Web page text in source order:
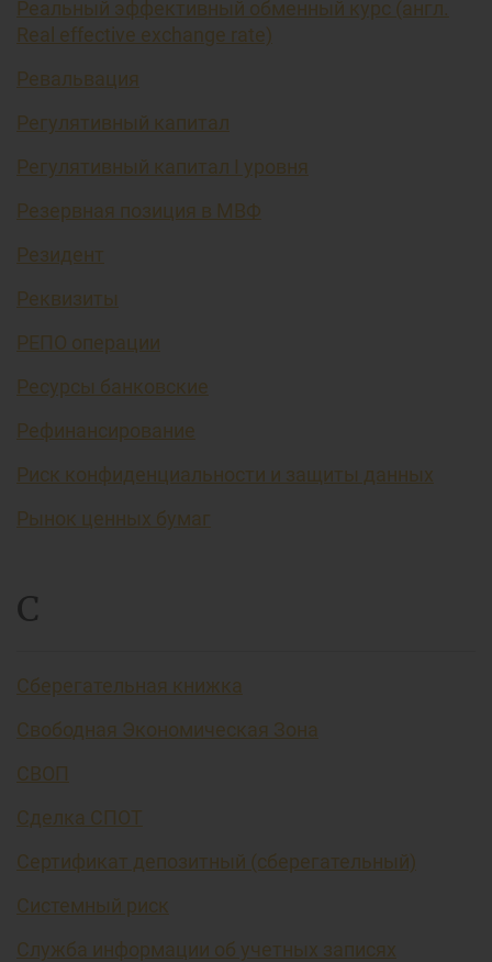
Реальный эффективный обменный курс (англ.
Real effective exchange rate)
Ревальвация
Регулятивный капитал
Регулятивный капитал I уровня
Резервная позиция в МВФ
Резидент
Реквизиты
РЕПО операции
Ресурсы банковские
Рефинансирование
Риск конфиденциальности и защиты данных
Рынок ценных бумаг
С
Сберегательная книжка
Свободная Экономическая Зона
СВОП
Сделка СПОТ
Сертификат депозитный (сберегательный)
Системный риск
Служба информации об учетных записях